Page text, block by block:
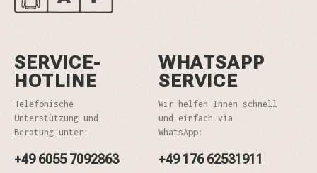
SERVICE-
HOTLINE
Telefonische
Unterstützung und
Beratung unter:
+49 6055 7092863
WHATSAPP
SERVICE
Wir helfen Ihnen schnell
und einfach via
WhatsApp:
+49 176 62531911